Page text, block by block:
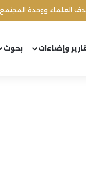
العلماء ووحدة المجتمع
وإضاءات بحوث